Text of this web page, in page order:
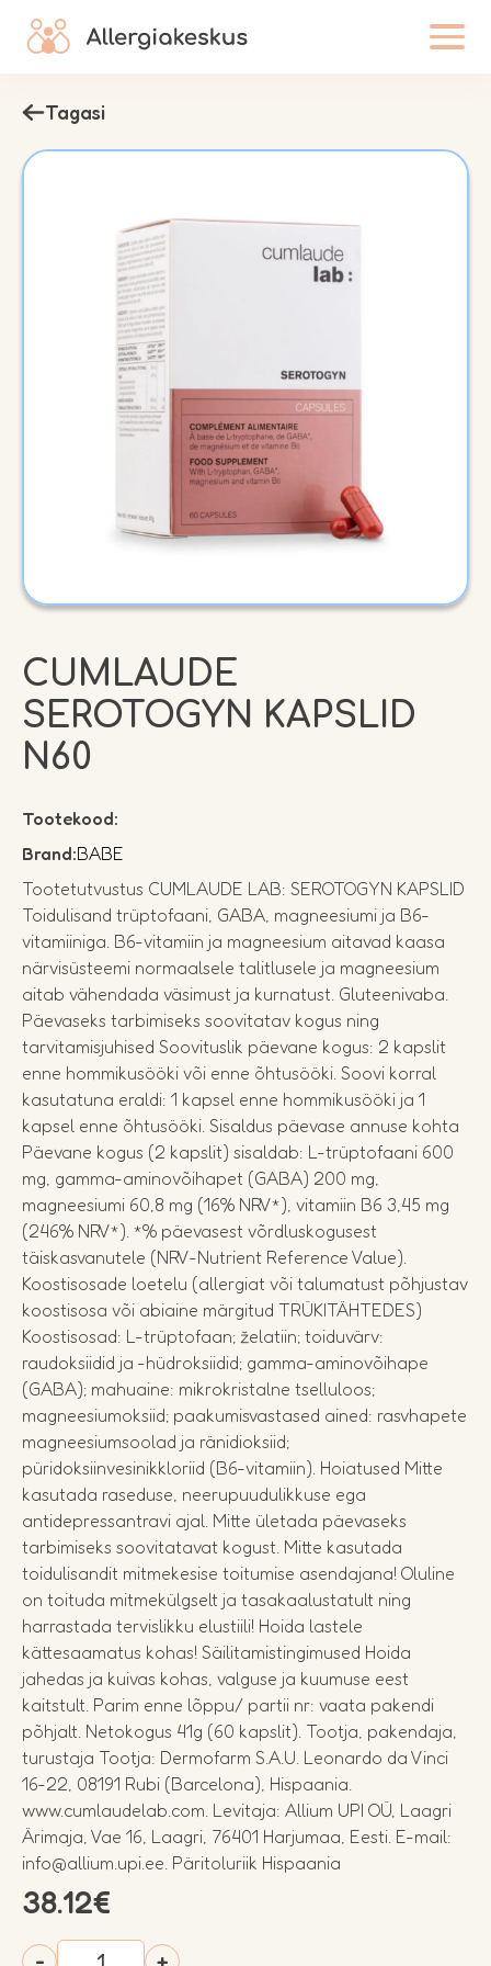
Tagasi
CUMLAUDE
SEROTOGYN KAPSLID
N60
Tootekood:
Brand:BABE
Tootetutvustus CUMLAUDE LAB: SEROTOGYN KAPSLID
Toidulisand trüptofaani, GABA, magneesiumi ja B6-
vitamiiniga. B6-vitamiin ja magneesium aitavad kaasa
närvisüsteemi normaalsele talitlusele ja magneesium
aitab vähendada väsimust ja kurnatust. Gluteenivaba.
Päevaseks tarbimiseks soovitatav kogus ning
tarvitamisjuhised Soovituslik päevane kogus: 2 kapslit
enne hommikusööki või enne õhtusööki. Soovi korral
kasutatuna eraldi: 1 kapsel enne hommikusööki ja 1
kapsel enne õhtusööki. Sisaldus päevase annuse kohta
Päevane kogus (2 kapslit) sisaldab: L-trüptofaani 600
mg, gamma-aminovõihapet (GABA) 200 mg,
magneesiumi 60,8 mg (16% NRV*), vitamiin B6 3,45 mg
(246% NRV*). *% päevasest võrdluskogusest
täiskasvanutele (NRV-Nutrient Reference Value).
Koostisosade loetelu (allergiat või talumatust põhjustav
koostisosa või abiaine märgitud TRÜKITÄHTEDES)
Koostisosad: L-trüptofaan; želatiin; toiduvärv:
raudoksiidid ja -hüdroksiidid; gamma-aminovõihape
(GABA); mahuaine: mikrokristalne tselluloos;
magneesiumoksiid; paakumisvastased ained: rasvhapete
magneesiumsoolad ja ränidioksiid;
püridoksiinvesinikkloriid (B6-vitamiin). Hoiatused Mitte
kasutada raseduse, neerupuudulikkuse ega
antidepressantravi ajal. Mitte ületada päevaseks
tarbimiseks soovitatavat kogust. Mitte kasutada
toidulisandit mitmekesise toitumise asendajana! Oluline
on toituda mitmekülgselt ja tasakaalustatult ning
harrastada tervislikku elustiili! Hoida lastele
kättesaamatus kohas! Säilitamistingimused Hoida
jahedas ja kuivas kohas, valguse ja kuumuse eest
kaitstult. Parim enne lõppu/ partii nr: vaata pakendi
põhjalt. Netokogus 41g (60 kapslit). Tootja, pakendaja,
turustaja Tootja: Dermofarm S.A.U. Leonardo da Vinci
16-22, 08191 Rubi (Barcelona), Hispaania.
www.cumlaudelab.com. Levitaja: Allium UPI OÜ, Laagri
Ärimaja, Vae 16, Laagri, 76401 Harjumaa, Eesti. E-mail:
info@allium.upi.ee. Päritoluriik Hispaania
38.12€
- CUMLAUDE +